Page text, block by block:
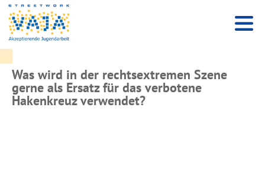
Was wird in der rechtsextremen Szene
gerne als Ersatz für das verbotene
Hakenkreuz verwendet?